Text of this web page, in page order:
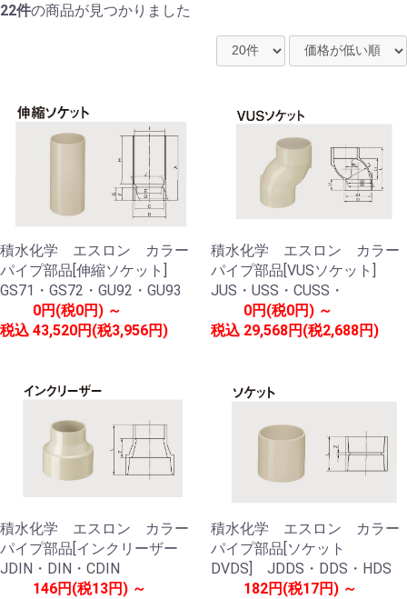
22件の商品が見つかりました
積水化学 エスロン カラー
パイプ部品[伸縮ソケット]
GS71・GS72・GU92・GU93
税込
0円(税0円) ～
43,520円(税3,956円)
積水化学 エスロン カラー
パイプ部品[VUSソケット]
JUS・USS・CUSS・
税込
0円(税0円) ～
29,568円(税2,688円)
積水化学 エスロン カラー
パイプ部品[インクリーザー
JDIN・DIN・CDIN
146円(税13円) ～
積水化学 エスロン カラー
パイプ部品[ソケット
DVDS] JDDS・DDS・HDS
182円(税17円) ～